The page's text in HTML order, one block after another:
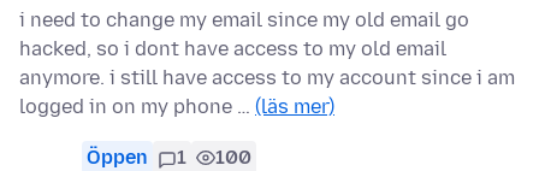
i need to change my email since my old email go
hacked, so i dont have access to my old email
anymore. i still have access to my account since i am
logged in on my phone … (läs mer)
Öppen 1 100